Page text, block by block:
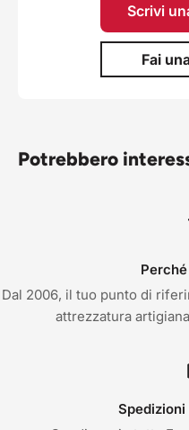
Scrivi
Fai
Potrebbero
Dal 2006, il tuo punto di
attrezzatura
Spedizioni